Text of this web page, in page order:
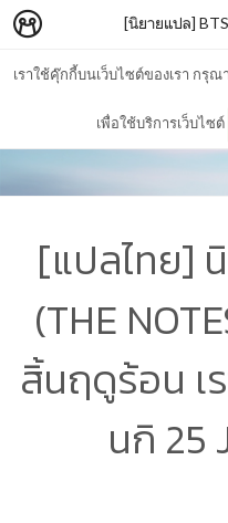
เราใช้คุ๊กกี้บนเว็บไซต์ของเรา กรุ
เพื่อใช้บริการเว็บไซต์
[แปลไทย]
(THE
สิ้นฤดูร้อน เ
นกิ 25